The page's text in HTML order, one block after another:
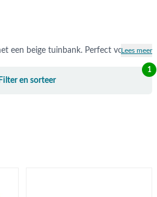
een beige tuinbank. Perfect voor in
Lees meer
Filter en sorteer
1